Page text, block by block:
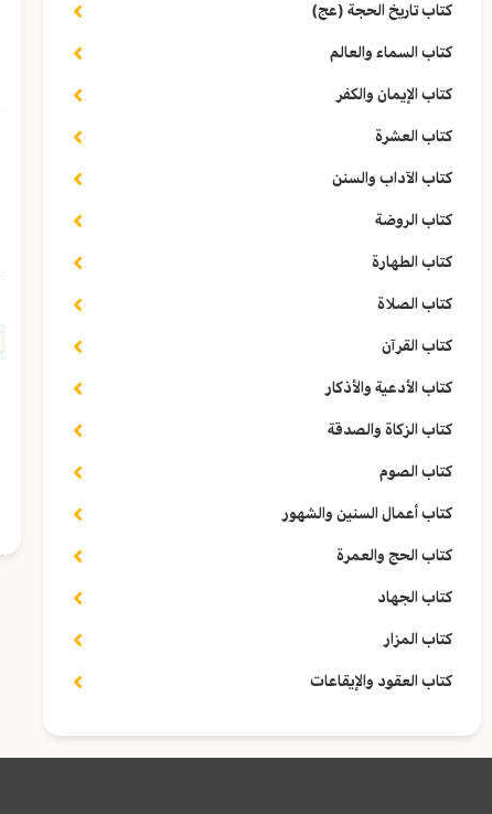
كتاب تاريخ الحجة (عج)
كتاب السماء والعالم
كتاب الإيمان والكفر
كتاب العشرة
كتاب الآداب والسنن
كتاب الروضة
كتاب الطهارة
كتاب الصلاة
كتاب القرآن
كتاب الأدعية والأذكار
كتاب الزكاة والصدقة
كتاب الصوم
كتاب أعمال السنين والشهور
كتاب الحج والعمرة
كتاب الجهاد
كتاب المزار
كتاب العقود والإيقاعات